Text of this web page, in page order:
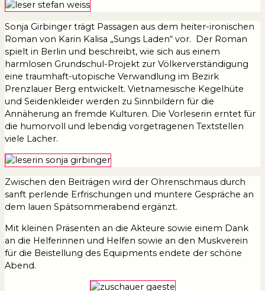
Sonja Girbinger trägt Passagen aus dem heiter-ironischen
Roman von Karin Kalisa „Sungs Laden“ vor. Der Roman
spielt in Berlin und beschreibt, wie sich aus einem
harmlosen Grundschul-Projekt zur Völkerverständigung
eine traumhaft-utopische Verwandlung im Bezirk
Prenzlauer Berg entwickelt. Vietnamesische Kegelhüte
und Seidenkleider werden zu Sinnbildern für die
Annäherung an fremde Kulturen. Die Vorleserin erntet für
die humorvoll und lebendig vorgetragenen Textstellen
viele Lacher.
Zwischen den Beiträgen wird der Ohrenschmaus durch
sanft perlende Erfrischungen und muntere Gespräche an
dem lauen Spätsommerabend ergänzt.
Mit kleinen Präsenten an die Akteure sowie einem Dank
an die Helferinnen und Helfen sowie an den Muskverein
für die Beistellung des Equipments endete der schöne
Abend.